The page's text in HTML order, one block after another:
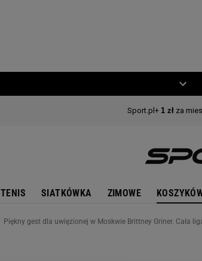
TENIS SIATKÓWKA ZIMOWE
Piękny gest dla uwięzionej w Moskwie Brittney Griner. Cała